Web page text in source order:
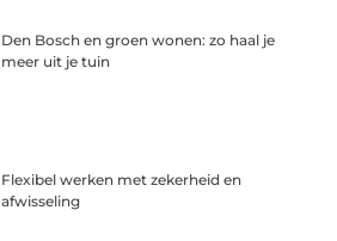
Den Bosch en groen wonen: zo haal je
meer uit je tuin
Flexibel werken met zekerheid en
afwisseling